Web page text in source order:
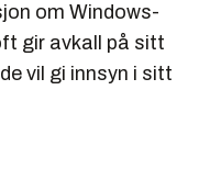
om Windows-
gir avkall på sitt
vil gi innsyn i sitt